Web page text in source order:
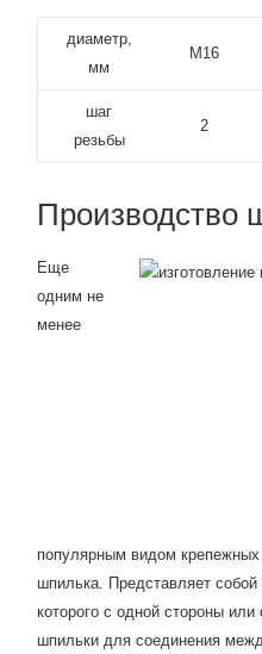
диаметр,
мм
M16
шаг
резьбы
2
Производство
Еще
одним не
менее
популярным видом
шпилька. Представляет
которого с одной стороны
шпильки для соединения